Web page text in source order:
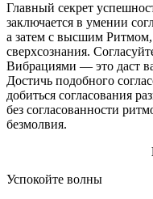
Главный секрет
заключается в умении
а затем с высшим
сверхсознания.
Вибрациями — это даст
Достичь подобного
добиться согласования
без согласованности
безмолвия.
Успокойте волны